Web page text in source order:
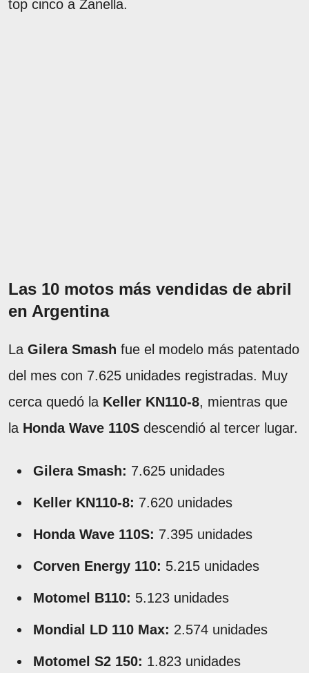
top cinco a Zanella.
Las 10 motos más vendidas de abril
en Argentina
La Gilera Smash fue el modelo más patentado
del mes con 7.625 unidades registradas. Muy
cerca quedó la Keller KN110-8, mientras que
la Honda Wave 110S descendió al tercer lugar.
Gilera Smash: 7.625 unidades
Keller KN110-8: 7.620 unidades
Honda Wave 110S: 7.395 unidades
Corven Energy 110: 5.215 unidades
Motomel B110: 5.123 unidades
Mondial LD 110 Max: 2.574 unidades
Motomel S2 150: 1.823 unidades